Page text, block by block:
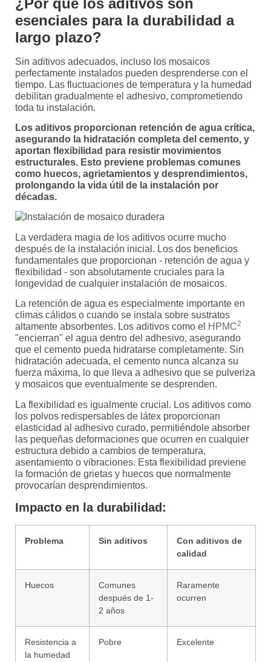
esenciales para la durabilidad a
largo plazo?
Sin aditivos adecuados, incluso los mosaicos
perfectamente instalados pueden desprenderse con el
tiempo. Las fluctuaciones de temperatura y la humedad
debilitan gradualmente el adhesivo, comprometiendo
toda tu instalación.
Los aditivos proporcionan retención de agua crítica,
asegurando la hidratación completa del cemento, y
aportan flexibilidad para resistir movimientos
estructurales. Esto previene problemas comunes
como huecos, agrietamientos y desprendimientos,
prolongando la vida útil de la instalación por
décadas.
La verdadera magia de los aditivos ocurre mucho
después de la instalación inicial. Los dos beneficios
fundamentales que proporcionan - retención de agua y
flexibilidad - son absolutamente cruciales para la
longevidad de cualquier instalación de mosaicos.
La retención de agua es especialmente importante en
climas cálidos o cuando se instala sobre sustratos
altamente absorbentes. Los aditivos como el HPMC2
"encierran" el agua dentro del adhesivo, asegurando
que el cemento pueda hidratarse completamente. Sin
hidratación adecuada, el cemento nunca alcanza su
fuerza máxima, lo que lleva a adhesivo que se pulveriza
y mosaicos que eventualmente se desprenden.
La flexibilidad es igualmente crucial. Los aditivos como
los polvos redispersables de látex proporcionan
elasticidad al adhesivo curado, permitiéndole absorber
las pequeñas deformaciones que ocurren en cualquier
estructura debido a cambios de temperatura,
asentamiento o vibraciones. Esta flexibilidad previene
la formación de grietas y huecos que normalmente
provocarían desprendimientos.
Impacto en la durabilidad:
Problema Sin aditivos
Con aditivos de
calidad
Huecos
Comunes
después de 1-
2 años
Raramente
ocurren
Resistencia a
la humedad
Pobre Excelente